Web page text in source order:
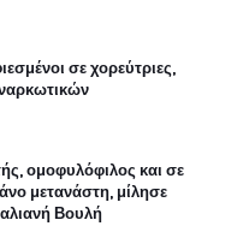
σε χορεύτριες,
ομοφυλόφιλος και σε
μετανάστη, μίλησε
Βουλή